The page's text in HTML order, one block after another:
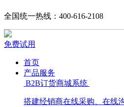
全国统一热线：400-616-2108
免费试用
首页
产品服务
B2B订货商城系统
搭建经销商在线采购、在线